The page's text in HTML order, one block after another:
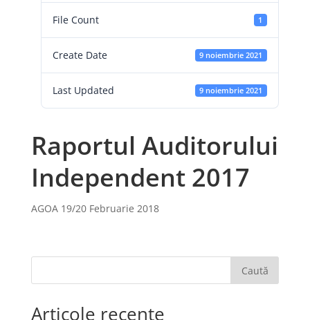
File Count 1
Create Date 9 noiembrie 2021
Last Updated 9 noiembrie 2021
Raportul Auditorului
Independent 2017
AGOA 19/20 Februarie 2018
Caută
Articole recente